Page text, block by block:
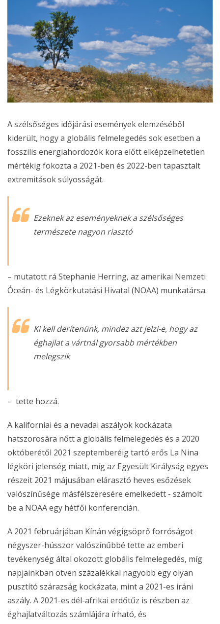
A szélsőséges időjárási események elemzéséből
kiderült, hogy a globális felmelegedés sok esetben a
fosszilis energiahordozók kora előtt elképzelhetetlen
mértékig fokozta a 2021-ben és 2022-ben tapasztalt
extremitások súlyosságát.
Ezeknek az eseményeknek a szélsőséges
természete nagyon riasztó
– mutatott rá Stephanie Herring, az amerikai Nemzeti
Óceán- és Légkörkutatási Hivatal (NOAA) munkatársa.
Ki kell derítenünk, mindez azt jelzi-e, hogy az
éghajlat a vártnál gyorsabb mértékben
melegszik
– tette hozzá.
A kaliforniai és a nevadai aszályok kockázata
hatszorosára nőtt a globális felmelegedés és a 2020
októberétől 2021 szeptemberéig tartó erős La Nina
légköri jelenség miatt, míg az Egyesült Királyság egyes
részeit 2021 májusában elárasztó heves esőzések
valószínűsége másfélszeresére emelkedett - számolt
be a NOAA egy hétfői konferencián.
A 2021 februárjában Kínán végigsöprő forróságot
négyszer-hússzor valószínűbbé tette az emberi
tevékenység által okozott globális felmelegedés, míg
napjainkban ötven százalékkal nagyobb egy olyan
pusztító szárazság kockázata, mint a 2021-es iráni
aszály. A 2021-es dél-afrikai erdőtűz is részben az
éghajlatváltozás számlájára írható, és